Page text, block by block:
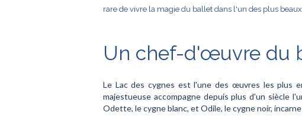
rare de vivre la magie du ballet dans l'un des plus
Un chef-d'œuvre du
Le Lac des cygnes est l'une des œuvres les plus
majestueuse accompagne depuis plus d'un siècle
Odette, le cygne blanc, et Odile, le cygne noir,